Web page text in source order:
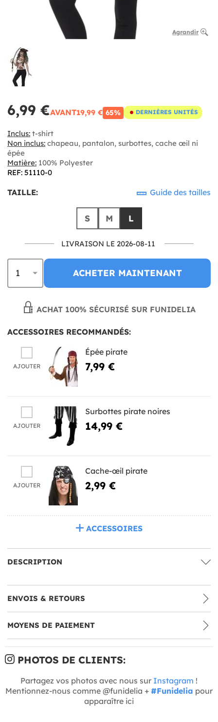
Agrandir
6,99 €AVANT19,99 € 65% DERNIÈRES UNITÉS
Inclus: t-shirt
Non inclus: chapeau, pantalon, surbottes, cache œil ni
épée
Matière: 100% Polyester
REF: 51110-0
TAILLE: Guide des tailles
S M L
LIVRAISON LE 2026-08-11
ACHETER MAINTENANT
ACHAT 100% SÉCURISÉ SUR FUNIDELIA
ACCESSOIRES RECOMMANDÉS:
AJOUTER
Épée pirate
7,99 €
AJOUTER
Surbottes pirate noires
14,99 €
AJOUTER
Cache-œil pirate
2,99 €
ACCESSOIRES
DESCRIPTION
ENVOIS & RETOURS
MOYENS DE PAIEMENT
PHOTOS DE CLIENTS:
Partagez vos photos avec nous sur Instagram !
Mentionnez-nous comme @funidelia + #Funidelia pour
apparaître ici